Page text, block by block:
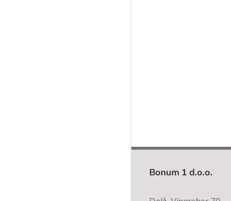
Bonum 1 d.o.o.